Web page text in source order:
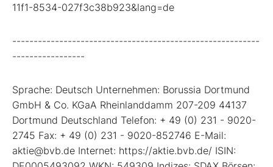
11f1-8534-027f3c38b923&lang=de
----------------------------------------------------------
-----------------
Sprache: Deutsch Unternehmen: Borussia Dortmund
GmbH & Co. KGaA Rheinlanddamm 207-209 44137
Dortmund Deutschland Telefon: + 49 (0) 231 - 9020-
2745 Fax: + 49 (0) 231 - 9020-852746 E-Mail:
aktie@bvb.de Internet: https://aktie.bvb.de/ ISIN: